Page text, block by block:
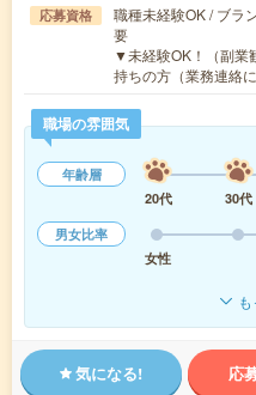
応募資格
職種未経験OK / ブラ
要
▼未経験OK！（副
持ちの方（業務連絡
職場の雰囲気
年齢層
20代
30代
男女比率
女性
気になる! 応